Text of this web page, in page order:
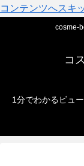
コンテンツへスキ
cosme-
コ